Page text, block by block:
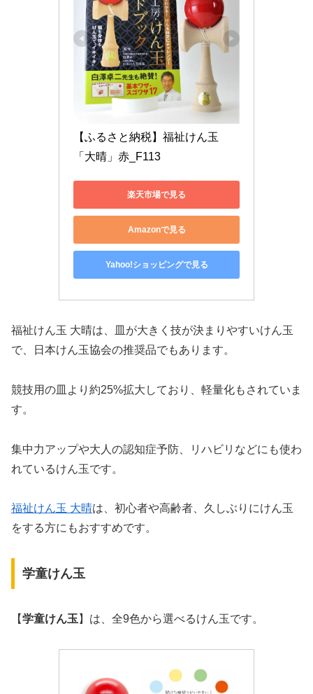
【ふるさと納税】福祉けん玉
「大晴」赤_F113
楽天市場で見る
Amazonで見る
Yahoo!ショッピングで見る
福祉けん玉 大晴は、皿が大きく技が決まりやすいけん玉
で、日本けん玉協会の推奨品でもあります。
競技用の皿より約25%拡大しており、軽量化もされていま
す。
集中力アップや大人の認知症予防、リハビリなどにも使わ
れているけん玉です。
福祉けん玉 大晴は、初心者や高齢者、久しぶりにけん玉
をする方にもおすすめです。
学童けん玉
【学童けん玉 】は、全9色から選べるけん玉です。